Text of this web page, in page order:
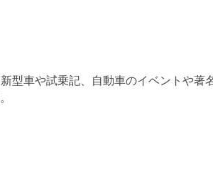
型車や試乗記、自動車のイベントや著